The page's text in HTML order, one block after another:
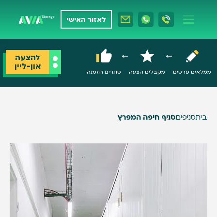
לאזור האישי
ממלאים פרטים מקבלים הצעה סוגרים הזמנה
להצעה
און-ליין
ביתסניפיםסניף חיפה המפרץ